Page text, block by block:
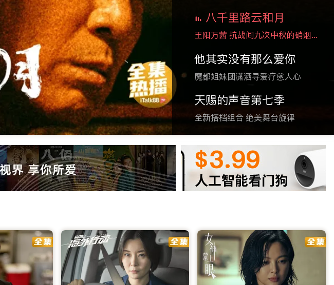
八千里路云和月
王阳万茜 抗战间九次中秋的硝烟与炊烟
他其实没有那么爱你
魔都姐妹团潇洒寻爱疗愈人心
天赐的声音第七季
全新搭档组合 绝美舞台旋律
央视卫视直播。高清画质无卡顿，实时同步国内追剧。无需翻墙，立即访问网址或下载
用户量身打造的海外华人影视网站，iTalkBB TV 深知您的需求。我们致力于解决海外版
网址。无论您身处何地，只需轻轻一点，即可开启您的海外华人追剧之旅，让乡愁在光影